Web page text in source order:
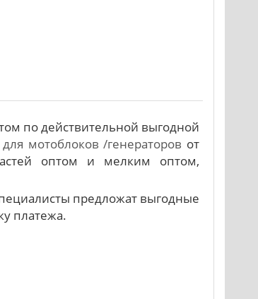
по действительной выгодной
мотоблоков /генераторов от
оптом и мелким оптом,
предложат выгодные
платежа.